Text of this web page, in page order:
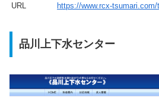
URL
https://www.rcx-
品川上下水センター